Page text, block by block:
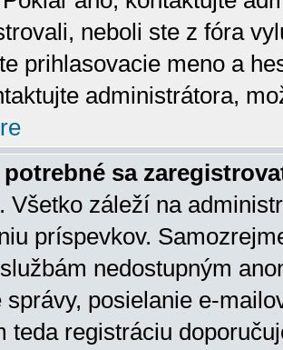
neboli ste z fóra
prihlasovacie meno a
administrátora,
potrebné sa
Všetko záleží na
príspevkov.
nedostupným
správy, posielanie e-
teda registráciu